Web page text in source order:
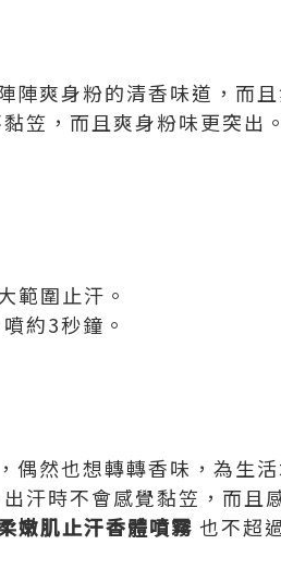
爽身粉的清香味道，而
笠，而且爽身粉味更突出
範圍止汗。
約3秒鐘。
然也想轉轉香味，為生
汗時不會感覺黏笠，而且
嫩肌止汗香體噴霧 也不超